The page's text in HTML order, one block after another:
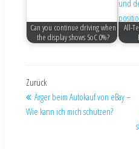
Can you continue driving when
the display shows SoC 0%?
All-
Zurück
Ärger beim Autokauf von eBay –
Wie kann ich mich schützen?